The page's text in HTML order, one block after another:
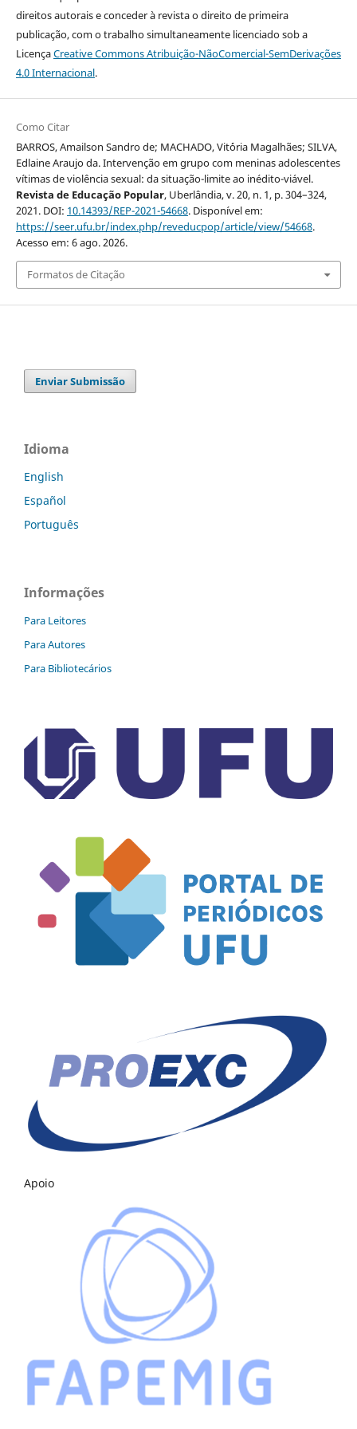
direitos autorais e conceder à revista o direito de primeira
publicação, com o trabalho simultaneamente licenciado sob a
LicençaCreative Commons Atribuição-NãoComercial-SemDerivações
4.0 Internacional.
Como Citar
BARROS, Amailson Sandro de; MACHADO, Vit´ória Magalhães; SILVA,
Edlaine Araujo da. Intervenção em grupo com meninas adolescentes
vítimas de violência sexual: da situação-limite ao inédito-viável.
Revista de Educação Popular, Uberlândia, v. 20, n. 1, p. 304–324,
2021. DOI: 10.14393/REP-2021-54668. Disponível em:
https://seer.ufu.br/index.php/reveducpop/article/view/54668.
Acesso em: 6 ago. 2026.
Formatos de Citação
Enviar Submissão
Idioma
English
Español
Português
Informações
Para Leitores
Para Autores
Para Bibliotecários
Apoio